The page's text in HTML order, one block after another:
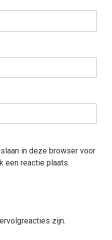
in deze browser voor
een reactie plaats.
zijn.